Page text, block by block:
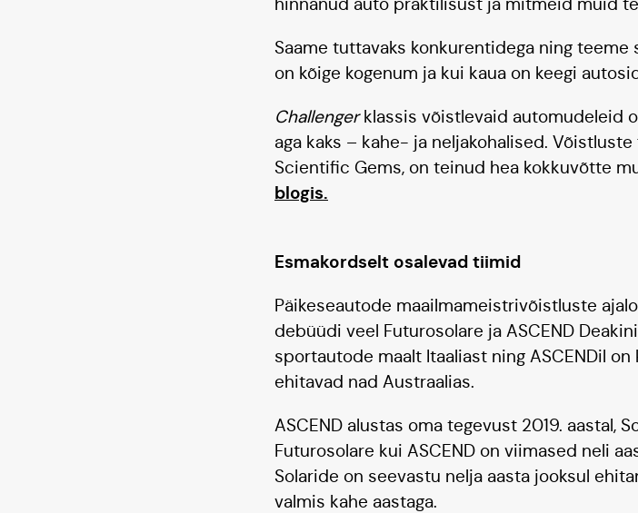
Saame tuttavaks konkurentidega ning teeme
on kõige kogenum ja kui kaua on keegi
Challengerklassis võistlevaid automudeleid
aga kaks – kahe- ja neljakohalised.
Scientific Gems, on teinud hea kokkuvõtte
blogis.
Esmakordselt osalevad tiimid
Päikeseautode maailmameistrivõistluste
debüüdi veel Futurosolare ja ASCEND
sportautode maalt Itaaliast ning ASCENDil
ehitavad nad Austraalias.
ASCEND alustas oma tegevust 2019. aastal,
Futurosolare kui ASCEND on viimased neli
Solaride on seevastu nelja aasta jooksul
valmis kahe aastaga.